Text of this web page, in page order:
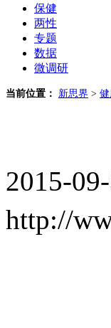
保健
两性
专题
数据
微调研
当前位置： 新思界 >
2015-
http://